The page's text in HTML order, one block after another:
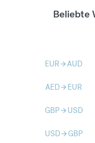
Beliebte
EURarrow_forwardAUD
AEDarrow_forward EUR
GBParrow_forward USD
USDarrow_forward GBP